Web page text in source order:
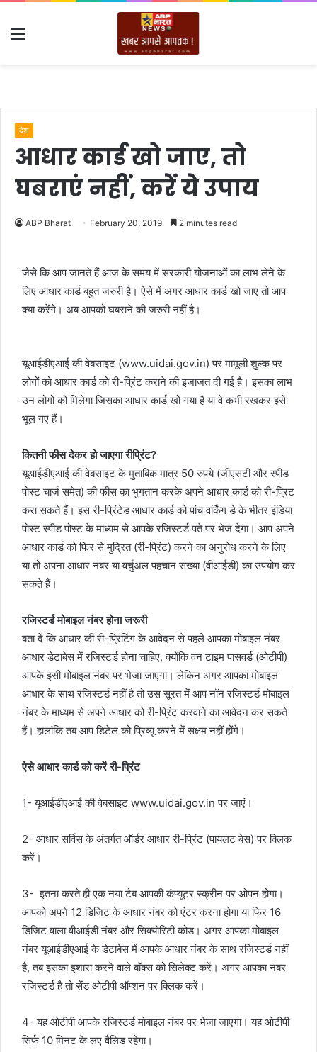
Menu
देश
आधार कार्ड खो जाए, तो
घबराएं नहीं, करें ये उपाय
ABP Bharat February 20, 2019 2 minutes read
जैसे कि आप जानते हैं आज के समय में सरकारी योजनाओं का लाभ लेने के
लिए आधार कार्ड बहुत जरुरी है। ऐसे में अगर आधार कार्ड खो जाए तो आप
क्या करेंगे। अब आपको घबराने की जरुरी नहीं है।
यूआईडीएआई की वेबसाइट (www.uidai.gov.in) पर मामूली शुल्क पर
लोगों को आधार कार्ड को री-प्रिंट कराने की इजाजत दी गई है। इसका लाभ
उन लोगों को मिलेगा जिसका आधार कार्ड खो गया है या वे कभी रखकर इसे
भूल गए हैं।
कितनी फीस देकर हो जाएगा रीप्रिंट?
यूआईडीएआई की वेबसाइट के मुताबिक मात्र 50 रुपये (जीएसटी और स्पीड
पोस्ट चार्ज समेत) की फीस का भुगतान करके अपने आधार कार्ड को री-प्रिट
करा सकते हैं। इस री-प्रिंटेड आधार कार्ड को पांच वर्किंग डे के भीतर इंडिया
पोस्ट स्पीड पोस्ट के माध्यम से आपके रजिस्टर्ड पते पर भेज देगा। आप अपने
आधार कार्ड को फिर से मुद्रित (री-प्रिंट) करने का अनुरोध करने के लिए
या तो अपना आधार नंबर या वर्चुअल पहचान संख्या (वीआईडी) का उपयोग कर
सकते हैं।
रजिस्टर्ड मोबाइल नंबर होना जरूरी
बता दें कि आधार की री-प्रिंटिंग के आवेदन से पहले आपका मोबाइल नंबर
आधार डेटाबेस में रजिस्टर्ड होना चाहिए, क्योंकि वन टाइम पासवर्ड (ओटीपी)
आपके इसी मोबाइल नंबर पर भेजा जाएगा। लेकिन अगर आपका मोबाइल
आधार के साथ रजिस्टर्ड नहीं है तो उस सूरत में आप नॉन रजिस्टर्ड मोबाइल
नंबर के माध्यम से अपने आधार को री-प्रिंट करवाने का आवेदन कर सकते
हैं। हालांकि तब आप डिटेल को प्रिव्यू करने में सक्षम नहीं होंगे।
ऐसे आधार कार्ड को करें री-प्रिंट
1- यूआईडीएआई की वेबसाइट www.uidai.gov.in पर जाएं।
2- आधार सर्विस के अंतर्गत ऑर्डर आधार री-प्रिंट (पायलट बेस) पर क्लिक
करें।
3- इतना करते ही एक नया टैब आपकी कंप्यूटर स्क्रीन पर ओपन होगा।
आपको अपने 12 डिजिट के आधार नंबर को एंटर करना होगा या फिर 16
डिजिट वाला वीआईडी नंबर और सिक्योरिटी कोड। अगर आपका मोबाइल
नंबर यूआईडीएआई के डेटाबेस में आपके आधार नंबर के साथ रजिस्टर्ड नहीं
है, तब इसका इशारा करने वाले बॉक्स को सिलेक्ट करें। अगर आपका नंबर
रजिस्टर्ड है तो सेंड ओटीपी ऑप्शन पर क्लिक करें।
4- यह ओटीपी आपके रजिस्टर्ड मोबाइल नंबर पर भेजा जाएगा। यह ओटीपी
सिर्फ 10 मिनट के लए वैलिड रहेगा।